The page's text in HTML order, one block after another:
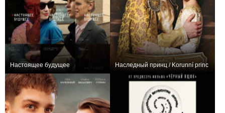
Настоящее будущее Наследный принц / Korunní princ